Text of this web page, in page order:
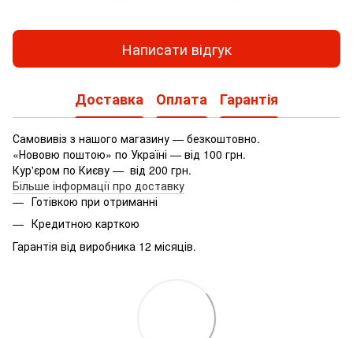
Написати відгук
Доставка Оплата Гарантія
Самовивіз з нашого магазину — безкоштовно.
«Нововю поштою» по Україні — від 100 грн.
Кур'єром по Києву — від 200 грн.
Більше інформації про доставку
Готівкою при отриманні
Кредитною карткою
Гарантія від виробника 12 місяців.